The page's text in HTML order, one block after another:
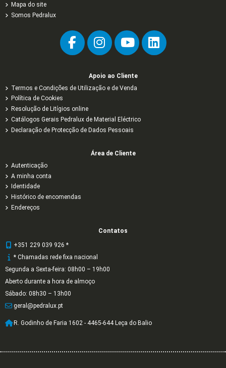
Mapa do site
Somos Pedralux
Apoio ao Cliente
Termos e Condições de Utilização e de Venda
Política de Cookies
Resolução de Litígios online
Catálogos Gerais Pedralux de Material Eléctrico
Declaração de Protecção de Dados Pessoais
Área de Cliente
Autenticação
A minha conta
Identidade
Histórico de encomendas
Endereços
Contatos
+351 229 039 926 *
* Chamadas rede fixa nacional
Segunda a Sexta-feira: 08h00 – 19h00
Aberto durante a hora de almoço
Sábado: 08h30 – 13h00
geral@pedralux.pt
R. Godinho de Faria 1602 - 4465-644 Leça do Balio